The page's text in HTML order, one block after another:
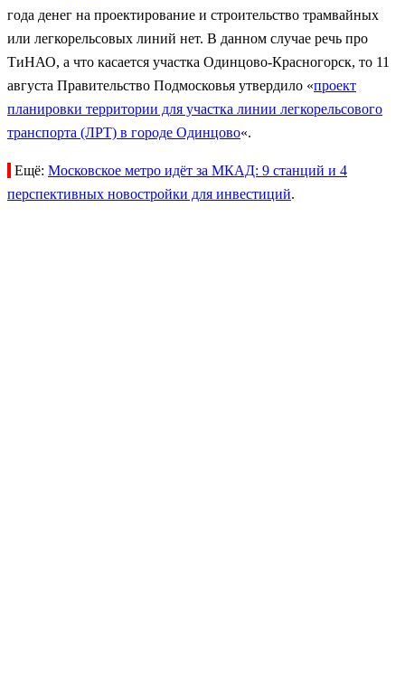
года денег на проектирование и строительство трамвайных
или легкорельсовых линий нет. В данном случае речь про
ТиНАО, а что касается участка Одинцово-Красногорск, то 11
августа Правительство Подмосковья утвердило «проект
планировки территории для участка линии легкорельсового
транспорта (ЛРТ) в городе Одинцово«.
Ещё: Московское метро идёт за МКАД: 9 станций и 4
перспективных новостройки для инвестиций.